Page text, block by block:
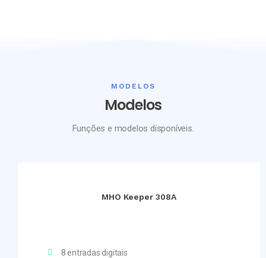
MODELOS
Modelos
Funções e modelos disponíveis.
MHO Keeper 308A
8 entradas digitais